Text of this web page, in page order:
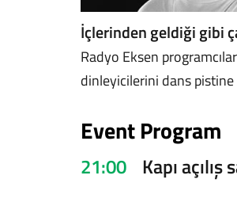
İçlerinden geldiği gibi
Radyo Eksen
dinleyicilerini dans
Event Program
21:00 Kapı açılış